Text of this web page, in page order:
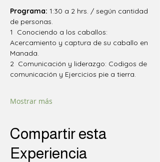
Programa: 1:30 a 2 hrs. / según cantidad
de personas.
1  Conociendo a los caballos:
Acercamiento y captura de su caballo en
Manada.
2  Comunicación y liderazgo: Codigos de
comunicación y Ejercicios pie a tierra.
Mostrar más
Compartir esta
Experiencia